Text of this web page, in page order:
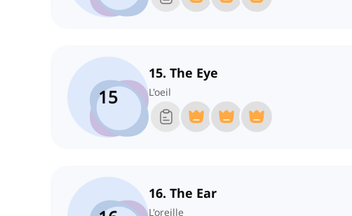
15
15. The Eye
L'oeil
16. The Ear
L'oreille